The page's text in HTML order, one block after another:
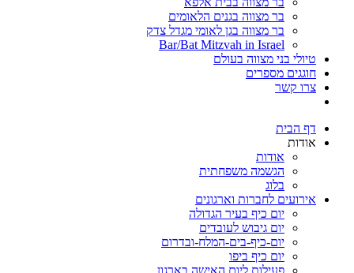
בר מצווה בגנים הלאומים
בר מצווה בגן לאומי מגדל צדק
Bar/Bat Mitzvah in Israel
טיולי בני מצווה בעולם
חוגגים מספרים
צרו קשר
דף הבית
אודות
אודות
הגשמה משפחתית
בלוג
אירועים לחברות וארגונים
יום כיף בעיר הגדולה
יום גיבוש לעובדים
יום-כיף-בים-המלח-ובדרום
יום כיף ביפו
פעילות ליום האישה בארגון